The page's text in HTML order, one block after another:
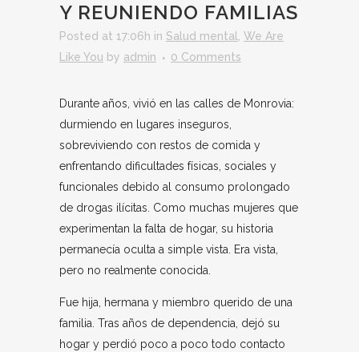
Y REUNIENDO FAMILIAS
Posted at 17:06h in Salud mental
We Are
Like You by admin 0 Comments
Durante años, vivió en las calles de Monrovia:
durmiendo en lugares inseguros,
sobreviviendo con restos de comida y
enfrentando dificultades físicas, sociales y
funcionales debido al consumo prolongado
de drogas ilícitas. Como muchas mujeres que
experimentan la falta de hogar, su historia
permanecía oculta a simple vista. Era vista,
pero no realmente conocida.
Fue hija, hermana y miembro querido de una
familia. Tras años de dependencia, dejó su
hogar y perdió poco a poco todo contacto